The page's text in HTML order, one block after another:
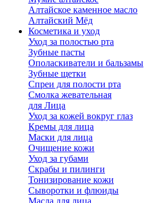
Алтайское каменное масло
Алтайский Мёд
Косметика и уход
Уход за полостью рта
Зубные пасты
Ополаскиватели и бальзамы
Зубные щетки
Спреи для полости рта
Смолка жевательная
для Лица
Уход за кожей вокруг глаз
Кремы для лица
Маски для лица
Очищение кожи
Уход за губами
Скрабы и пилинги
Тонизирование кожи
Сыворотки и флюиды
Масла для лица